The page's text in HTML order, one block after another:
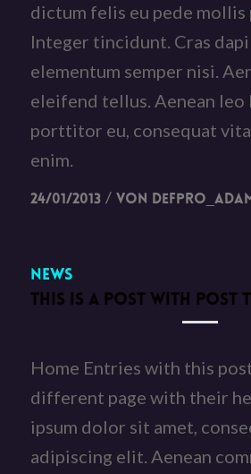
dictum felis eu pede mollis
Integer tincidunt. Cras
elementum semper nisi.
eleifend tellus. Aenean leo
porttitor eu, consequat
enim.
24/01/2013 / von
News
THIS IS A POST WITH POST
Home Entries with this
different page with their
ipsum dolor sit amet,
adipiscing elit. Aenean